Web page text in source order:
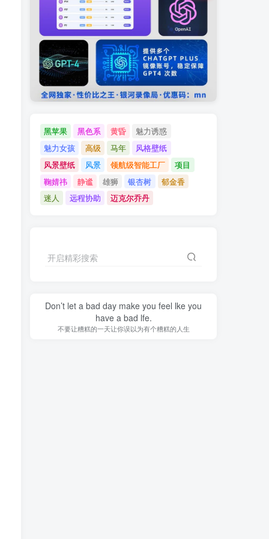
黑苹果 黑色系 黄昏
魅力诱惑
魅力女孩
高级 马年
风格壁纸
风景壁纸
风景 领航级智能工厂
项目
鞠婧祎
静谧 雄狮 银杏树
郁金香
迷人
远程协助 迈克尔乔丹
开启精彩搜索
Don’t let a bad day make you feel lke you
have a bad lfe.
不要让糟糕的一天让你误以为有个糟糕的人生